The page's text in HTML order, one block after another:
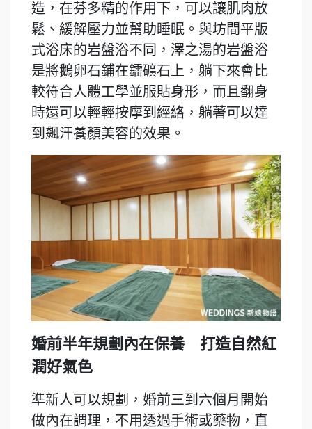
造，在芬多精的作用下，可以讓肌肉放
鬆、緩解壓力並幫助睡眠。與坊間平版
式浴床的岩盤浴不同，澤之湯的岩盤浴
是將鵝卵石鋪在鐳礦石上，躺下來會比
較符合人體工學並服貼身形，而且翻身
時還可以輕輕按摩到經絡，躺著可以達
到飆汗養顏美容的效果。
婚前半年規劃內在保養 打造自然紅
潤好氣色
準新人可以規劃，婚前三到六個月開始
做內在調理，不用透過手術或藥物，直